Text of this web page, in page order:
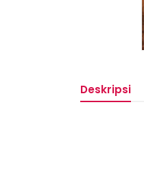
Deskripsi